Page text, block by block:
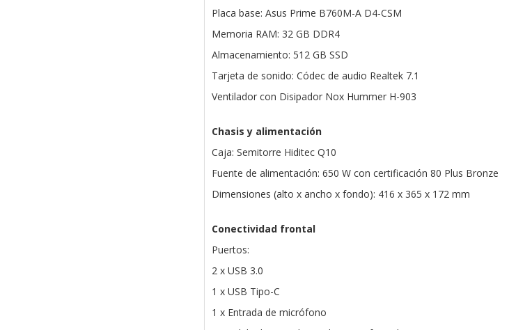
Placa base: Asus Prime B760M-A D4-CSM
Memoria RAM: 32 GB DDR4
Almacenamiento: 512 GB SSD
Tarjeta de sonido: Códec de audio Realtek 7.1
Ventilador con Disipador Nox Hummer H-903
Chasis y alimentación
Caja: Semitorre Hiditec Q10
Fuente de alimentación: 650 W con certificación 80 Plus Bronze
Dimensiones (alto x ancho x fondo): 416 x 365 x 172 mm
Conectividad frontal
Puertos:
2 x USB 3.0
1 x USB Tipo-C
1 x Entrada de micrófono